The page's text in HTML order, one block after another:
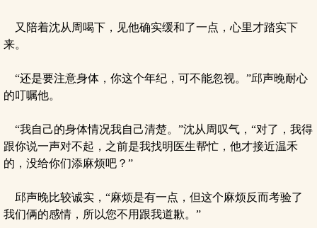
又陪着沈从周喝下，见他确实缓和了一点，心里才踏实下
来。
“还是要注意身体，你这个年纪，可不能忽视。”邱声晚耐心
的叮嘱他。
“我自己的身体情况我自己清楚。”沈从周叹气，“对了，我得
跟你说一声对不起，之前是我找明医生帮忙，他才接近温禾
的，没给你们添麻烦吧？”
邱声晚比较诚实，“麻烦是有一点，但这个麻烦反而考验了
我们俩的感情，所以您不用跟我道歉。”